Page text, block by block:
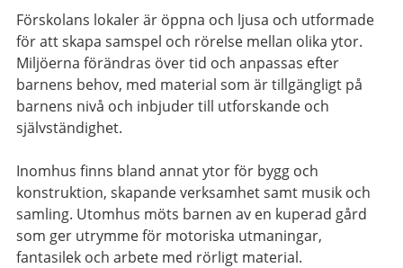
Förskolans lokaler är öppna och ljusa och utformade
för att skapa samspel och rörelse mellan olika ytor.
Miljöerna förändras över tid och anpassas efter
barnens behov, med material som är tillgängligt på
barnens nivå och inbjuder till utforskande och
självständighet.
Inomhus finns bland annat ytor för bygg och
konstruktion, skapande verksamhet samt musik och
samling. Utomhus möts barnen av en kuperad gård
som ger utrymme för motoriska utmaningar,
fantasilek och arbete med rörligt material.